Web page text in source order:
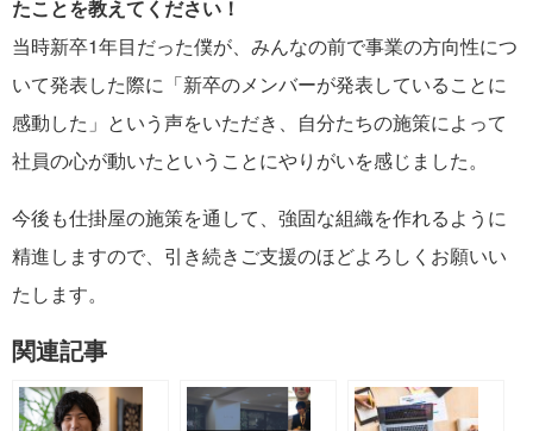
たことを教えてください！
当時新卒1年目だった僕が、みんなの前で事業の方向性につ
いて発表した際に「新卒のメンバーが発表していることに
感動した」という声をいただき、自分たちの施策によって
社員の心が動いたということにやりがいを感じました。
今後も仕掛屋の施策を通して、強固な組織を作れるように
精進しますので、引き続きご支援のほどよろしくお願いい
たします。
関連記事